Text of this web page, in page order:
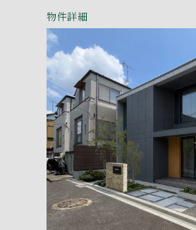
物件詳細